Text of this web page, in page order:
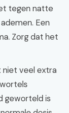
tegen natte
Een
Zorg dat het
niet veel extra
geworteld is